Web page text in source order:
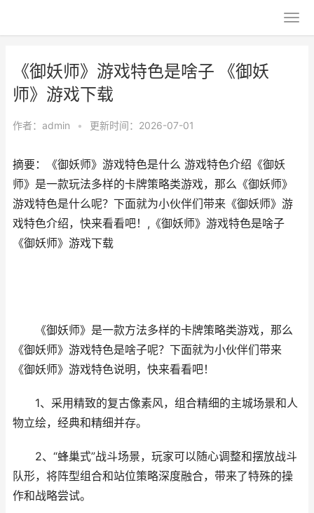
《御妖师》游戏特色是啥子 《御妖
师》游戏下载
作者： admin • 更新时间：2026-07-01
摘要：《御妖师》游戏特色是什么 游戏特色介绍《御妖
师》是一款玩法多样的卡牌策略类游戏，那么《御妖师》
游戏特色是什么呢？下面就为小伙伴们带来《御妖师》游
戏特色介绍，快来看看吧！,《御妖师》游戏特色是啥子
《御妖师》游戏下载
《御妖师》是一款方法多样的卡牌策略类游戏，那么
《御妖师》游戏特色是啥子呢？下面就为小伙伴们带来
《御妖师》游戏特色说明，快来看看吧！
1、采用精致的复古像素风，组合精细的主城场景和人
物立绘，经典和精细并存。
2、“蜂巢式”战斗场景，玩家可以随心调整和摆放战斗
队形，将阵型组合和站位策略深度融合，带来了特殊的操
作和战略尝试。